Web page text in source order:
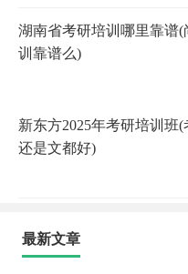
湖南省考研培训哪里靠谱(
训靠谱么)
新东方2025年考研培训班
还是文都好)
最新文章